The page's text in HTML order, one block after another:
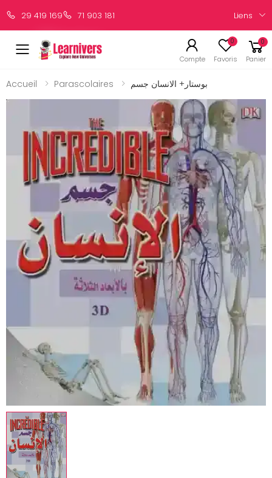
29 419 169 71 903 181 Liens
Compte
0
Favoris
0
Panier
Accueil Parascolaires بوستار+ الانسان جسم